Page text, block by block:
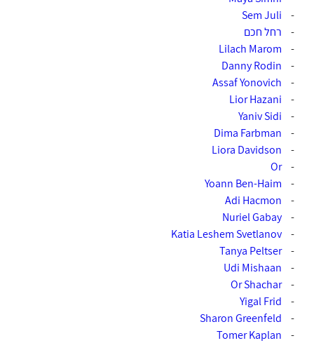
-
-
רחל חכם
-
-
-
Assaf Yonovich‏
-
-
-
Dima Farbman‏
-
-
Or‏
-
Yoann Ben-Haim‎‏
-
-
Nuriel Gabay‎‏
-
-
-
Udi Mishaan‏
-
Or Shachar‎‏
-
Yigal Frid‎‏
-
Sharon Greenfeld‎‏
-
Tomer Kaplan‎‏